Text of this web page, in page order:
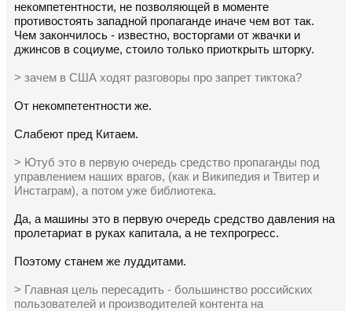
некомпетентности, не позволяющей в моменте
противостоять западной пропаганде иначе чем вот так.
Чем закончилось - известно, восторгами от жвачки и
джинсов в социуме, стоило только приоткрыть шторку.
> зачем в США ходят разговоры про запрет тиктока?
От некомпетентности же.
Слабеют пред Китаем.
> Ютуб это в первую очередь средство пропаганды под
управлением наших врагов, (как и Википедия и Твитер и
Инстаграм), а потом уже библиотека.
Да, а машины это в первую очередь средство давления на
пролетариат в руках капитала, а не техпрогресс.
Поэтому станем же луддитами.
> Главная цель пересадить - большинство российских
пользователей и производителей контента на